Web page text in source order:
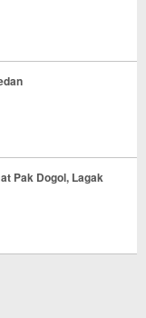
Pak Dogol, Lagak